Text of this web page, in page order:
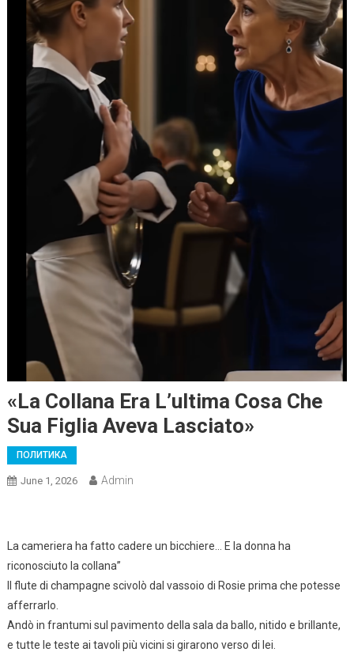
«La Collana Era L’ultima Cosa Che
Sua Figlia Aveva Lasciato»
ПОЛИТИКА
June 1, 2026 Admin
La cameriera ha fatto cadere un bicchiere… E la donna ha
riconosciuto la collana”
Il flute di champagne scivolò dal vassoio di Rosie prima che potesse
afferrarlo.
Andò in frantumi sul pavimento della sala da ballo, nitido e brillante,
e tutte le teste ai tavoli più vicini si girarono verso di lei.